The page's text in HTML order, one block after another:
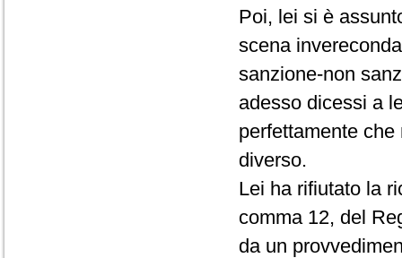
Poi, lei si è
scena
sanzione-non
adesso dicessi a
perfettamente
diverso.
Lei ha rifiutato la
comma 12, del
da un